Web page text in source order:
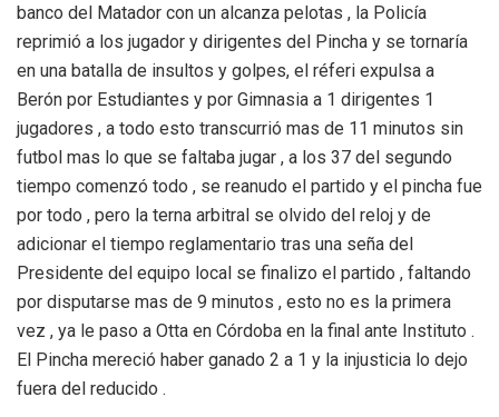
banco del Matador con un alcanza pelotas , la Policía
reprimió a los jugador y dirigentes del Pincha y se tornaría
en una batalla de insultos y golpes, el réferi expulsa a
Berón por Estudiantes y por Gimnasia a 1 dirigentes 1
jugadores , a todo esto transcurrió mas de 11 minutos sin
futbol mas lo que se faltaba jugar , a los 37 del segundo
tiempo comenzó todo , se reanudo el partido y el pincha fue
por todo , pero la terna arbitral se olvido del reloj y de
adicionar el tiempo reglamentario tras una seña del
Presidente del equipo local se finalizo el partido , faltando
por disputarse mas de 9 minutos , esto no es la primera
vez , ya le paso a Otta en Córdoba en la final ante Instituto .
El Pincha mereció haber ganado 2 a 1 y la injusticia lo dejo
fuera del reducido .